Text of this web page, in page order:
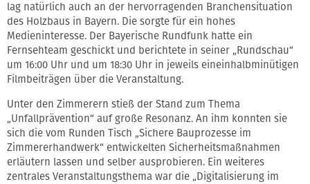
lag natürlich auch an der hervorragenden Branchensituation
des Holzbaus in Bayern. Die sorgte für ein hohes
Medieninteresse. Der Bayerische Rundfunk hatte ein
Fernsehteam geschickt und berichtete in seiner „Rundschau“
um 16:00 Uhr und um 18:30 Uhr in jeweils eineinhalbminütigen
Filmbeiträgen über die Veranstaltung.
Unter den Zimmerern stieß der Stand zum Thema
„Unfallprävention“ auf große Resonanz. An ihm konnten sie
sich die vom Runden Tisch „Sichere Bauprozesse im
Zimmererhandwerk“ entwickelten Sicherheitsmaßnahmen
erläutern lassen und selber ausprobieren. Ein weiteres
zentrales Veranstaltungsthema war die „Digitalisierung im